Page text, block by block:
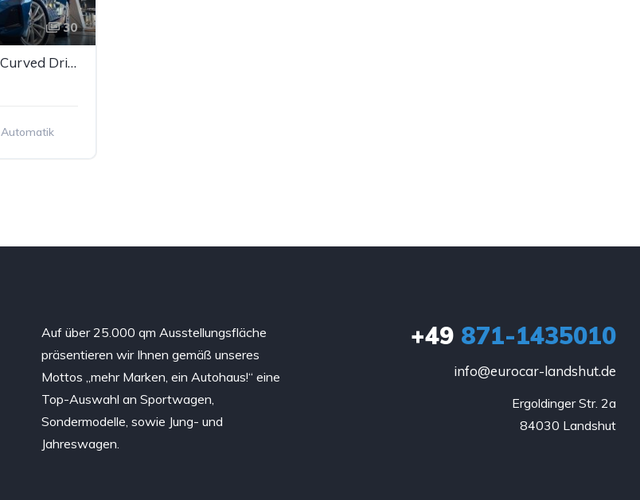
30
BMW 318d Touring Curved DrivingAssistant SportS Kam.
Automatik
Auf über 25.000 qm Ausstellungsfläche
präsentieren wir Ihnen gemäß unseres
Mottos „mehr Marken, ein Autohaus!“ eine
Top-Auswahl an Sportwagen,
Sondermodelle, sowie Jung- und
Jahreswagen.
+49871-1435010
info@eurocar-landshut.de
Ergoldinger Str. 2a
84030 Landshut